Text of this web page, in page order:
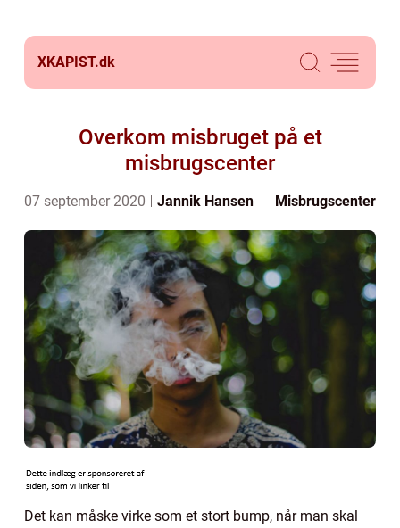
XKAPIST.dk
Overkom misbruget på et
misbrugscenter
07 september 2020 Jannik Hansen Misbrugscenter
Det kan måske virke som et stort bump, når man skal